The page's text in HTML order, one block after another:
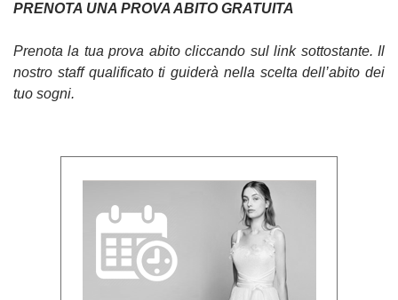
PRENOTA UNA PROVA ABITO GRATUITA
Prenota la tua prova abito cliccando sul link sottostante. Il
nostro staff qualificato ti guiderà nella scelta dell’abito dei
tuo sogni.